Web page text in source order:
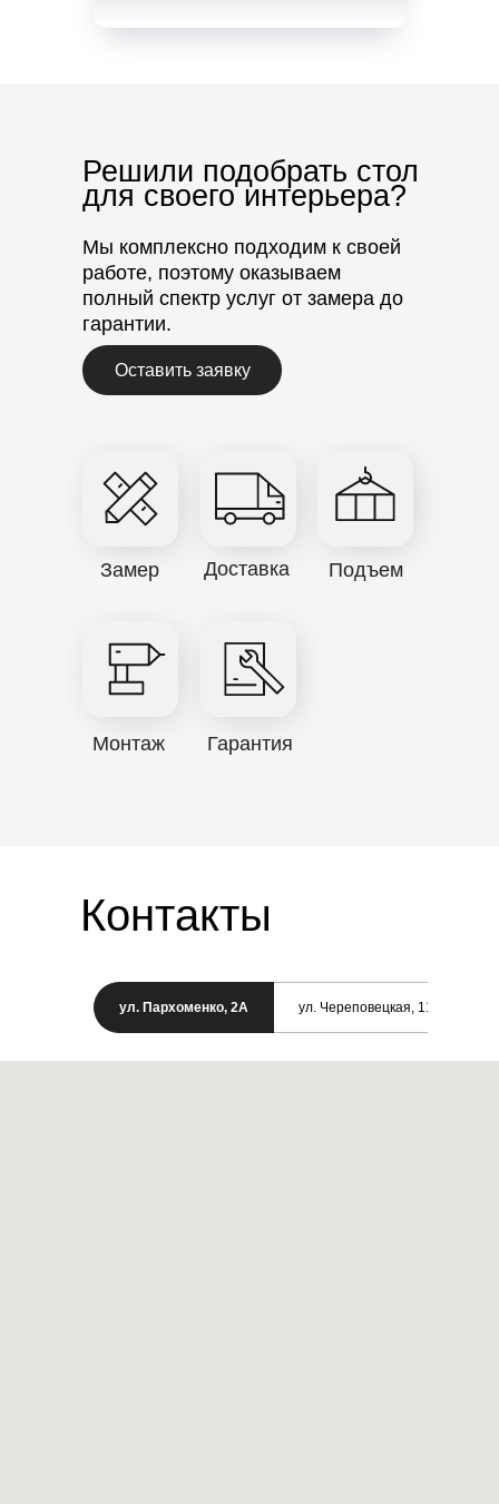
Замер Доставка Подъем
Монтаж Гарантия
Решили подобрать стол
для своего интерьера?
Мы комплексно подходим к своей
работе, поэтому оказываем
полный спектр услуг от замера до
гарантии.
Оставить заявку
Контакты
ул. Пархоменко, 2А ул. Череповецкая, 11/1